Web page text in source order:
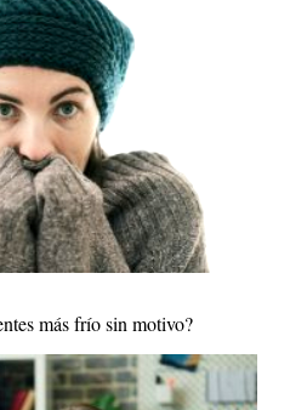
más frío sin motivo?